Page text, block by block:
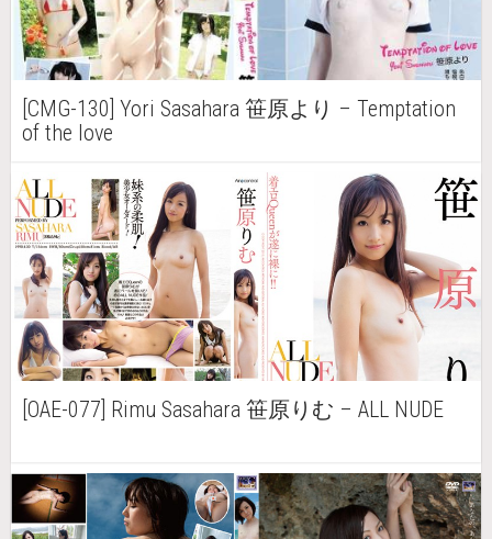
[CMG-130] Yori Sasahara 笹原より – Temptation
of the love
[OAE-077] Rimu Sasahara 笹原りむ – ALL NUDE